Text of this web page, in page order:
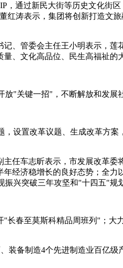
通过新民大街等历史文化街
涛表示，集团将创新打造文
、管委会主任王小明表示，
、文化高品位、民生高福祉的
"关键一招"，不断解放和发展
设置改革议题、生成改革方
任车志昕表示，市发展改革
经济稳增长的良好态势；全
兴突破三年攻坚和"十四五"规
长春至莫斯科精品周班列"；
备制造4个先进制造业百亿